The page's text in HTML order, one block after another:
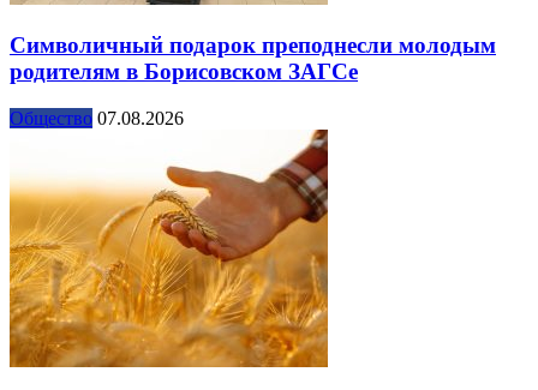
Символичный подарок преподнесли молодым
родителям в Борисовском ЗАГСе
Общество 07.08.2026